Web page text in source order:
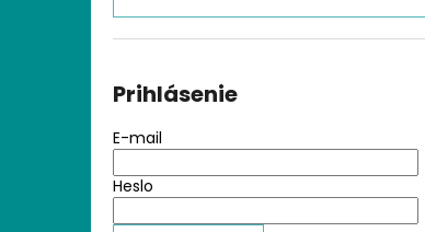
Prihlásenie
E-mail
Heslo
COLORS - JASNÉ FARBY 32DIELNY SET